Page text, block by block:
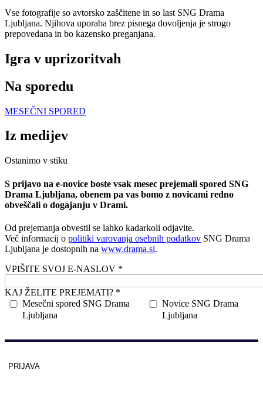
Vse fotografije so avtorsko zaščitene in so last SNG Drama
Ljubljana. Njihova uporaba brez pisnega dovoljenja je strogo
prepovedana in bo kazensko preganjana.
Igra v uprizoritvah
Na sporedu
MESEČNI SPORED
Iz medijev
Ostanimo v stiku
S prijavo na e-novice boste vsak mesec prejemali spored SNG
Drama Ljubljana, obenem pa vas bomo z novicami redno
obveščali o dogajanju v Drami.
Od prejemanja obvestil se lahko kadarkoli odjavite.
Več informacij o politiki varovanja osebnih podatkov SNG Drama
Ljubljana je dostopnih na www.drama.si.
VPIŠITE SVOJ E-NASLOV *
KAJ ŽELITE PREJEMATI? *
Mesečni spored SNG Drama
Ljubljana
Novice SNG Drama
Ljubljana
PRIJAVA